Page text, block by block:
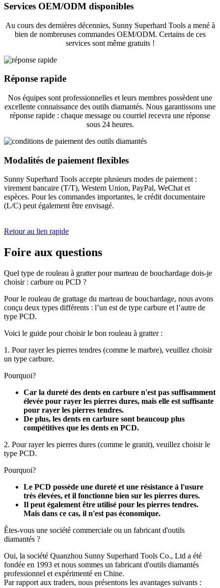
Services OEM/ODM disponibles
Au cours des dernières décennies, Sunny Superhard Tools a mené à
bien de nombreuses commandes OEM/ODM. Certains de ces
services sont même gratuits !
Réponse rapide
Nos équipes sont professionnelles et leurs membres possèdent une
excellente connaissance des outils diamantés. Nous garantissons une
réponse rapide : chaque message ou courriel recevra une réponse
sous 24 heures.
Modalités de paiement flexibles
Sunny Superhard Tools accepte plusieurs modes de paiement :
virement bancaire (T/T), Western Union, PayPal, WeChat et
espèces. Pour les commandes importantes, le crédit documentaire
(L/C) peut également être envisagé.
Retour au lien rapide
Foire aux questions
Quel type de rouleau à gratter pour marteau de bouchardage dois-je
choisir : carbure ou PCD ?
Pour le rouleau de grattage du marteau de bouchardage, nous avons
conçu deux types différents : l’un est de type carbure et l’autre de
type PCD.
Voici le guide pour choisir le bon rouleau à gratter :
1. Pour rayer les pierres tendres (comme le marbre), veuillez choisir
un type carbure.
Pourquoi?
Car la dureté des dents en carbure n'est pas suffisamment
élevée pour rayer les pierres dures, mais elle est suffisante
pour rayer les pierres tendres.
De plus, les dents en carbure sont beaucoup plus
compétitives que les dents en PCD.
2. Pour rayer les pierres dures (comme le granit), veuillez choisir le
type PCD.
Pourquoi?
Le PCD possède une dureté et une résistance à l'usure
très élevées, et il fonctionne bien sur les pierres dures.
Il peut également être utilisé pour les pierres tendres.
Mais dans ce cas, il n'est pas économique.
Êtes-vous une société commerciale ou un fabricant d'outils
diamantés ?
Oui, la société Quanzhou Sunny Superhard Tools Co., Ltd a été
fondée en 1993 et ​​nous sommes un fabricant d'outils diamantés
professionnel et expérimenté en Chine.
Par rapport aux traders, nous présentons les avantages suivants :